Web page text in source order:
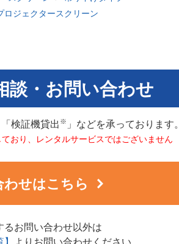
ロジェクタースクリーン
談・お問い合わせ
検証機貸出 ※ 」などを承っております。
おり、レンタルサービスではございません
わせはこちら
るお問い合わせ以外は